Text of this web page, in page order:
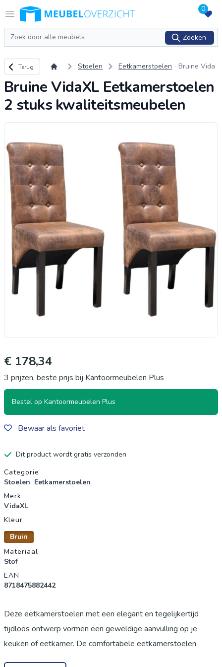
Open menu
Logo Meubeloverzicht.nl 0
Zoeken
Zoeken
Terug naar overzicht
Terug Stoelen Eetkamerstoelen
Bruine Vida
rstoelen 2 s
itsmeubelen
Bruine VidaXL Eetkamerstoelen
2 stuks kwaliteitsmeubelen
€ 178,34
3 prijzen, beste prijs bij Kantoormeubelen Plus
Bestel op Kantoormeubelen Plus
Bewaar als favoriet
Dit product wordt gratis verzonden
Productgegevens
Categorie
Stoelen Eetkamerstoelen
Merk
VidaXL
Kleur
Bruin
Materiaal
Stof
EAN
8718475882442
Deze eetkamerstoelen met een elegant en tegelijkertijd
tijdloos ontwerp vormen een geweldige aanvulling op je
keuken of eetkamer. De comfortabele eetkamerstoelen